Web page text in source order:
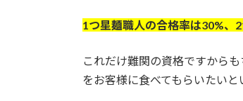
1つ星麺職人の合格率は30%、
これだけ難関の資格ですから
をお客様に食べてもらいたいと